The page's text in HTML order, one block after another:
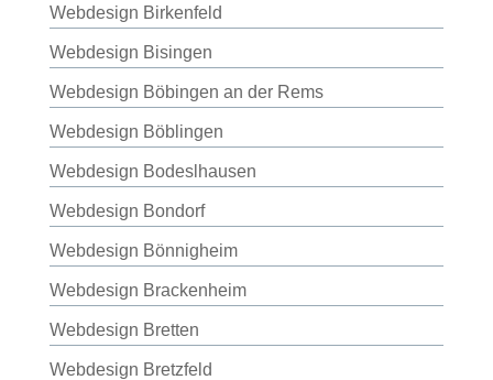
Webdesign Birkenfeld
Webdesign Bisingen
Webdesign Böbingen an der Rems
Webdesign Böblingen
Webdesign Bodeslhausen
Webdesign Bondorf
Webdesign Bönnigheim
Webdesign Brackenheim
Webdesign Bretten
Webdesign Bretzfeld